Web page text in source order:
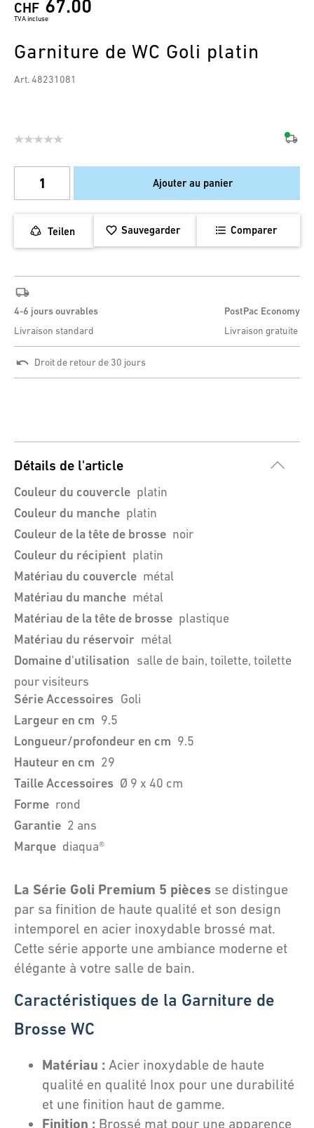
CHF 67.00
TVA incluse
Garniture de WC Goli platin
Art. 48231081
Ajouter au panier
Teilen Sauvegarder Comparer
4-6 jours ouvrables
Livraison standard
PostPac Economy
Livraison gratuite
Droit de retour de 30 jours
Détails de l'article
Couleur du couvercle platin
Couleur du manche platin
Couleur de la tête de brosse noir
Couleur du récipient platin
Matériau du couvercle métal
Matériau du manche métal
Matériau de la tête de brosse plastique
Matériau du réservoir métal
Domaine d'utilisation salle de bain, toilette, toilette
pour visiteurs
Série Accessoires Goli
Largeur en cm 9.5
Longueur/profondeur en cm 9.5
Hauteur en cm 29
Taille Accessoires Ø 9 x 40 cm
Forme rond
Garantie 2 ans
Marque diaqua®
La Série Goli Premium 5 pièces se distingue
par sa finition de haute qualité et son design
intemporel en acier inoxydable brossé mat.
Cette série apporte une ambiance moderne et
élégante à votre salle de bain.
Caractéristiques de la Garniture de
Brosse WC
Matériau : Acier inoxydable de haute
qualité en qualité Inox pour une durabilité
et une finition haut de gamme.
Finition : Brossé mat pour une apparence